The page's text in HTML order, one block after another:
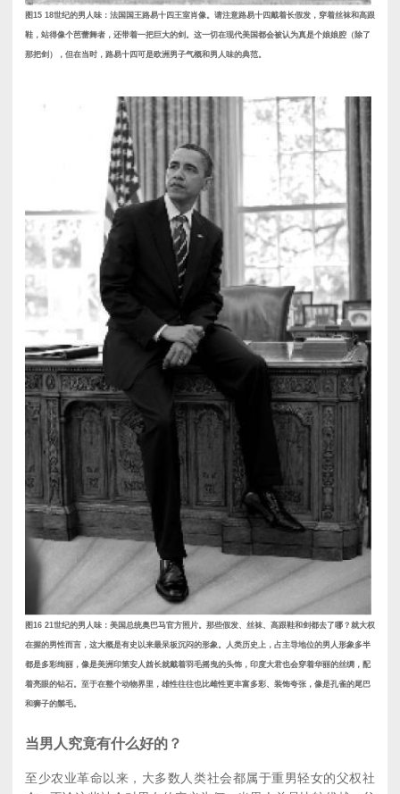
图15 18世纪的男人味：法国国王路易十四王室肖像。请注意路易十四戴着长假发，穿着丝袜和高跟
鞋，站得像个芭蕾舞者，还带着一把巨大的剑。这一切在现代美国都会被认为真是个娘娘腔（除了
那把剑），但在当时，路易十四可是欧洲男子气概和男人味的典范。
图16 21世纪的男人味：美国总统奥巴马官方照片。那些假发、丝袜、高跟鞋和剑都去了哪？就大权
在握的男性而言，这大概是有史以来最呆板沉闷的形象。人类历史上，占主导地位的男人形象多半
都是多彩绚丽，像是美洲印第安人酋长就戴着羽毛摇曳的头饰，印度大君也会穿着华丽的丝绸，配
着亮眼的钻石。至于在整个动物界里，雄性往往也比雌性更丰富多彩、装饰夸张，像是孔雀的尾巴
和狮子的鬃毛。
当男人究竟有什么好的？
至少农业革命以来，大多数人类社会都属于重男轻女的父权社